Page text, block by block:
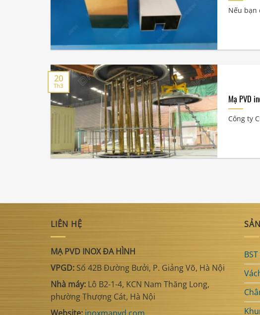
Nếu bạn
Mạ PVD
Công ty
20
Th3
LIÊN HỆ
MẠ PVD INOX ĐA HÌNH
VPGD:Số 42B Đường Bưởi, P. Giảng Võ, Hà Nội
Nhà máy: Lô B2-1-4, KCN Nam Thăng Long,
phường Thượng Cát, Hà Nội
Website: inoxmapvd.com